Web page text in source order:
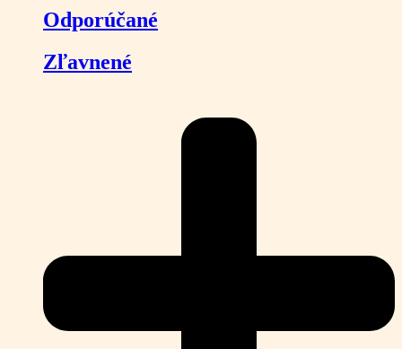
Odporúčané
Zľavnené